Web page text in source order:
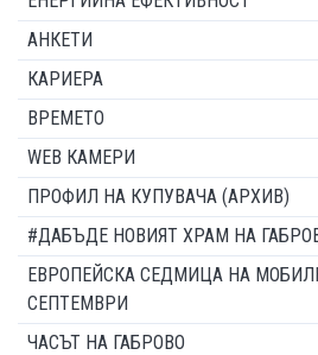
АНКЕТИ
КАРИЕРА
ВРЕМЕТО
WEB КАМЕРИ
ПРОФИЛ НА КУПУВАЧА (АРХИВ)
#ДАБЪДЕ НОВИЯТ ХРАМ НА
ЕВРОПЕЙСКА СЕДМИЦА НА
СЕПТЕМВРИ
ЧАСЪТ НА ГАБРОВО